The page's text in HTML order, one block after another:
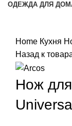
ОДЕЖДА ДЛЯ
Home Кухня
Назад к
Нож